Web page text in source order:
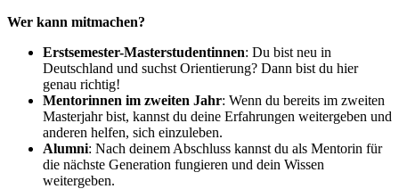
Wer kann mitmachen?
Erstsemester-Masterstudentinnen: Du bist neu in
Deutschland und suchst Orientierung? Dann bist du hier
genau richtig!
Mentorinnen im zweiten Jahr: Wenn du bereits im zweiten
Masterjahr bist, kannst du deine Erfahrungen weitergeben und
anderen helfen, sich einzuleben.
Alumni: Nach deinem Abschluss kannst du als Mentorin für
die nächste Generation fungieren und dein Wissen
weitergeben.